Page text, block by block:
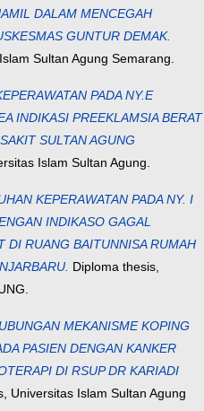
DALAM MENCEGAH
GUNTUR DEMAK.
Sultan Agung Semarang.
PADA NY.E
INDIKASI PREEKLAMSIA BERAT
SULTAN AGUNG
Islam Sultan Agung.
KEPERAWATAN PADA NY. I
INDIKASO GAGAL
DI RUANG BAITUNNISA RUMAH
Diploma thesis,
MEKANISME KOPING
PASIEN DENGAN KANKER
DI RSUP DR KARIADI
Universitas Islam Sultan Agung